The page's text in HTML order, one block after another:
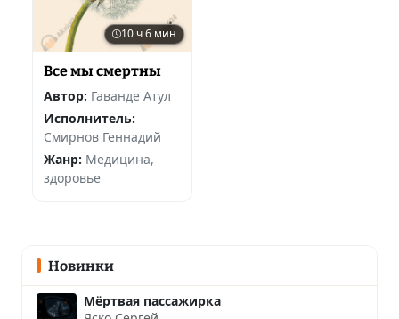
10 ч 6 мин
Все мы смертны
Автор: Гаванде Атул
Исполнитель:
Смирнов Геннадий
Жанр: Медицина,
здоровье
Новинки
Мёртвая пассажирка